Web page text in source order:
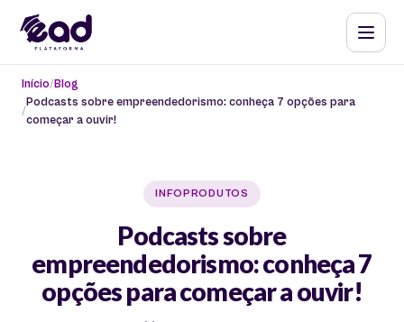
Início Blog
Podcasts sobre empreendedorismo: conheça 7 opções para
começar a ouvir!
INFOPRODUTOS
Podcasts sobre
empreendedorismo: conheça 7
opções para começar a ouvir!